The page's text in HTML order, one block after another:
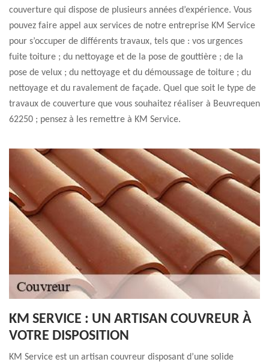
couverture qui dispose de plusieurs années d’expérience. Vous
pouvez faire appel aux services de notre entreprise KM Service
pour s’occuper de différents travaux, tels que : vos urgences
fuite toiture ; du nettoyage et de la pose de gouttière ; de la
pose de velux ; du nettoyage et du démoussage de toiture ; du
nettoyage et du ravalement de façade. Quel que soit le type de
travaux de couverture que vous souhaitez réaliser à Beuvrequen
62250 ; pensez à les remettre à KM Service.
KM SERVICE : UN ARTISAN COUVREUR À
VOTRE DISPOSITION
KM Service est un artisan couvreur disposant d’une solide